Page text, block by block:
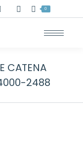
Cerca: 0
CATENA
2488